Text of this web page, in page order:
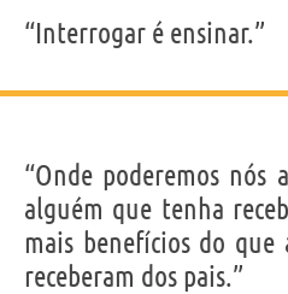
IDENTIKIT E DADOS PESSOAIS
Sobrenome
Falecido 353 a.C.
Frases, citações e
8EM
“Interrogar é ensinar.”
“Onde poderemos nós
alguém que tenha
mais benefícios do
receberam dos pais.”